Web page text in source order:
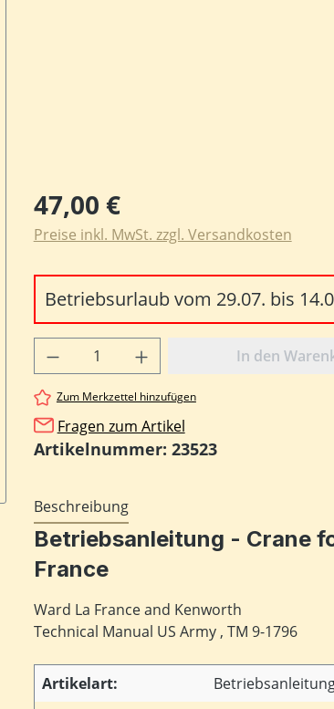
Regulärer Preis:
47,00 €
Preise inkl. MwSt. zzgl. Versandkosten
Betriebsurlaub vom 29.07. bis
Produkt Anzahl: Gib den
In den
Zum Merkzettel hinzufügen
Fragen zum Artikel
Artikelnummer: 23523
Beschreibung
Betriebsanleitung - Crane
France
Ward La France and Kenworth
Technical Manual US Army , TM 9-1796
Artikelart: